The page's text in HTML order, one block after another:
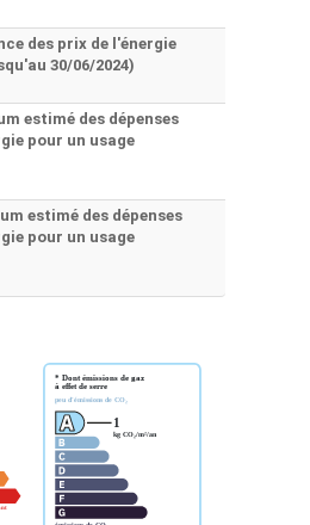
des prix de l'énergie
30/06/2024)
estimé des dépenses
pour un usage
estimé des dépenses
pour un usage